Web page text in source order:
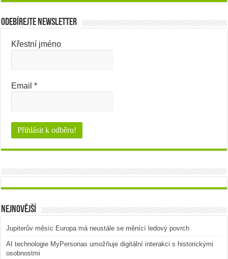
Odebírejte newsletter
Křestní jméno
Email*
Nejnovější
Jupiterův měsíc Europa má neustále se měnící ledový povrch
AI technologie MyPersonas umožňuje digitální interakci s historickými
osobnostmi